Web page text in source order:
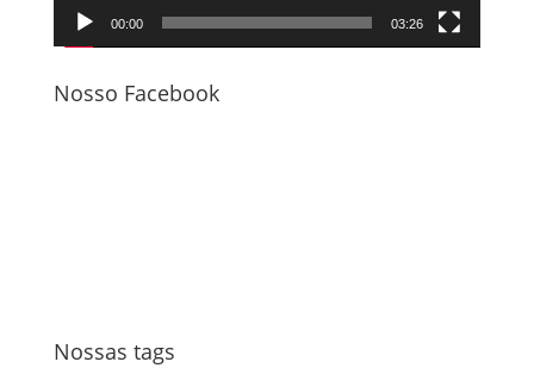
00:00 03:26
Nosso Facebook
Nossas tags